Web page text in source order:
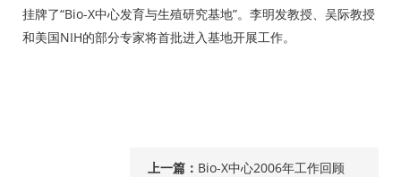
挂牌了“Bio-X中心发育与生殖研究基地”。李明发教授、吴际教授
和美国NIH的部分专家将首批进入基地开展工作。
上一篇： Bio-X中心2006年工作回顾